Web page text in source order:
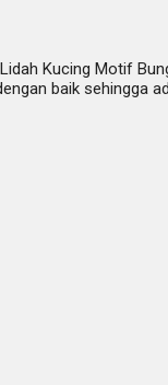
Kucing Motif
baik sehingga